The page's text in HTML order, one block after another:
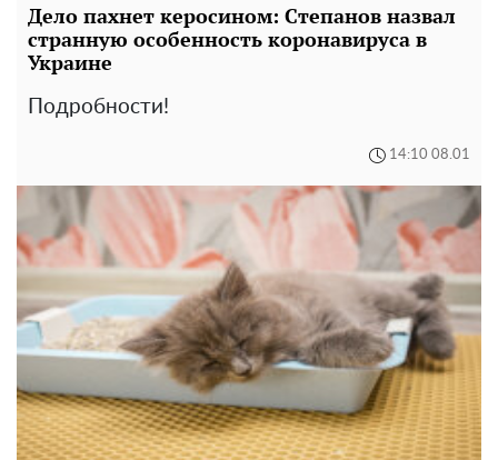
Дело пахнет керосином: Степанов назвал
странную особенность коронавируса в
Украине
Подробности!
14:10 08.01